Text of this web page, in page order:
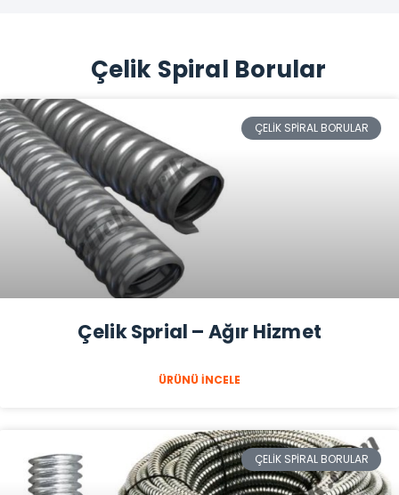
Çelik Spiral Borular
ÇELIK SPIRAL BORULAR
Çelik Sprial – Ağır Hizmet
ÜRÜNÜ İNCELE
ÇELIK SPIRAL BORULAR